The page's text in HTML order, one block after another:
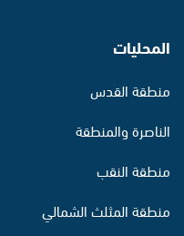
المحليات
منطقة القدس
الناصرة والمنطقة
منطقة النقب
منطقة المثلث الشمالي